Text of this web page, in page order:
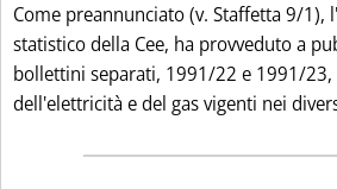
Come preannunciato (v. Staffetta 9/1),
statistico della Cee, ha provveduto a
bollettini separati, 1991/22 e 1991/23,
dell'elettricità e del gas vigenti nei